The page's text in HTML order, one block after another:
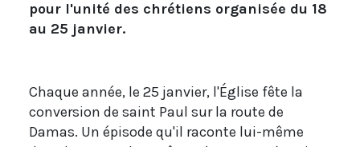
pour l'unité des chrétiens organisée du 18
au 25 janvier.
Chaque année, le 25 janvier, l'Église fête la
conversion de saint Paul sur la route de
Damas. Un épisode qu'il raconte lui-même